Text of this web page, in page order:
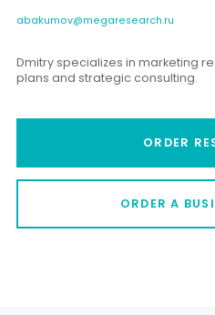
abakumov@megaresearch.ru
Dmitry specializes in marketing
plans and strategic consulting.
ORDER
ORDER A